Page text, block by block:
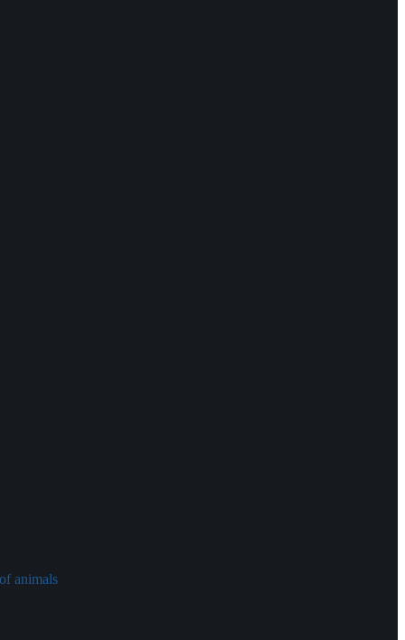
animals